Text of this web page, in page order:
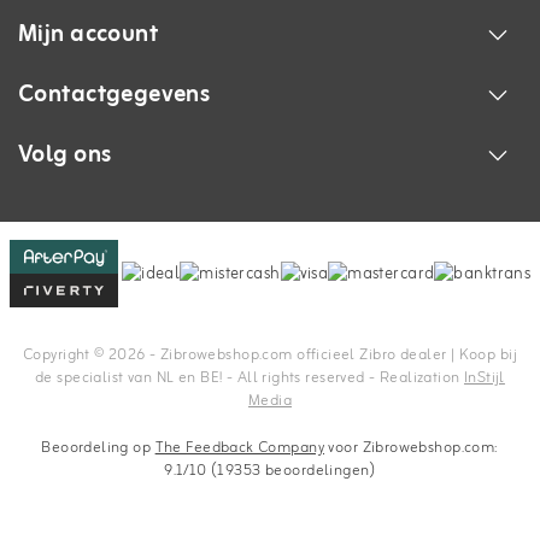
Mijn account
Contactgegevens
Volg ons
Copyright © 2026 - Zibrowebshop.com officieel Zibro dealer | Koop bij
de specialist van NL en BE! - All rights reserved - Realization InStijl
Media
Beoordeling opThe Feedback Companyvoor Zibrowebshop.com:
9.1/10 (19353 beoordelingen)